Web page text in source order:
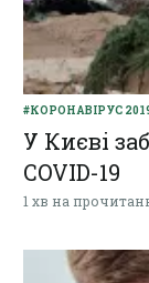
#КОРОНАВІРУС
У Києві
COVID-19
1 хв на